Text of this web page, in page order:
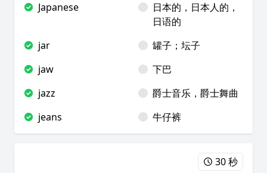
Japanese
日本的，日本人的，
日语的
jar
罐子；坛子
jaw
下巴
jazz
爵士音乐，爵士舞曲
jeans
牛仔裤
30 秒